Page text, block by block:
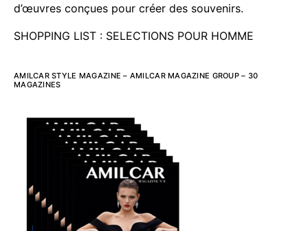
d’œuvres conçues pour créer des souvenirs.
SHOPPING LIST : SELECTIONS POUR HOMME
AMILCAR STYLE MAGAZINE – AMILCAR MAGAZINE GROUP – 30
MAGAZINES